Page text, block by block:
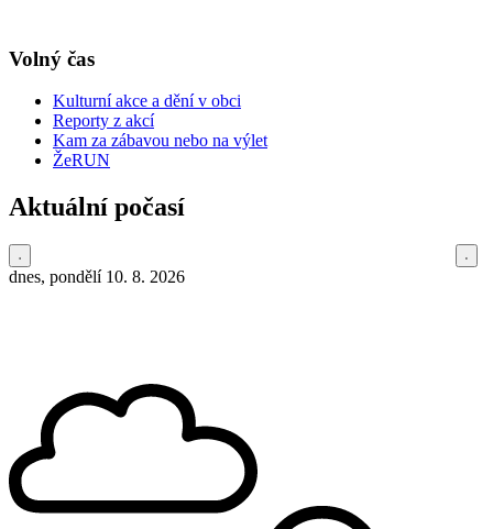
Volný čas
Kulturní akce a dění v obci
Reporty z akcí
Kam za zábavou nebo na výlet
ŽeRUN
Aktuální počasí
dnes, pondělí 10. 8. 2026